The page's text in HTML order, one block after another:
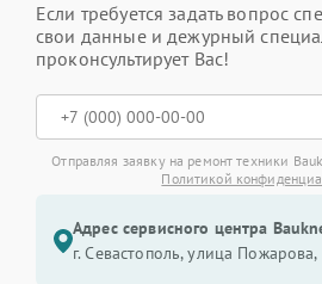
Если требуется задать вопрос
свои данные и дежурный
проконсультирует Вас!
Отправляя заявку на ремонт техники
Политикой
Адрес сервисного центра
г. Севастополь, улица Пожарова,